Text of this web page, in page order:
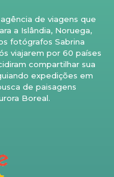
de viagens que
a Islândia, Noruega,
fotógrafos Sabrina
viajarem por 60 países
compartilhar sua
expedições em
de paisagens
Boreal.